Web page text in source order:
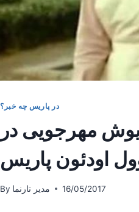
در پاریس چه خبر؟
مهرجویی در
اودئون پاریس
By مدیر تارنما 16/05/2017